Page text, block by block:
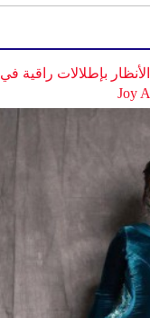
بإطلالات راقية في